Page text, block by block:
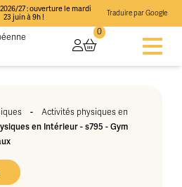
27 : ouverture le mardi
23 juin à 9h !
Traduire par Google
0
- Activités physiques en
en Intérieur - s795 - Gym